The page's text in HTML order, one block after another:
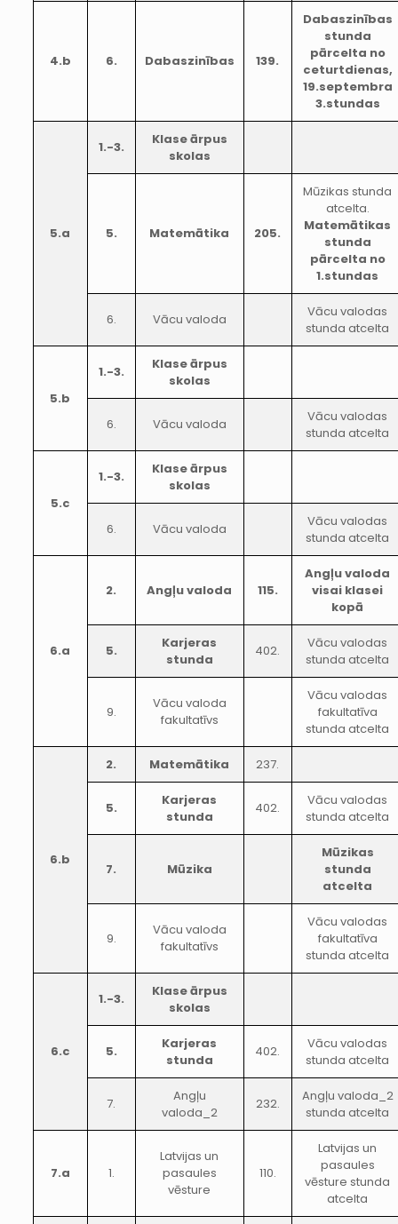
4.b 6. Dabaszinības 139.
Dabaszinības
stunda
pārcelta no
ceturtdienas,
19.septembra
3.stundas
5.a
1.-3.
Klase ārpus
skolas
5. Matemātika 205.
Mūzikas stunda
atcelta.
Matemātikas
stunda
pārcelta no
1.stundas
6. Vācu valoda
Vācu valodas
stunda atcelta
5.b
1.-3.
Klase ārpus
skolas
6. Vācu valoda
Vācu valodas
stunda atcelta
5.c
1.-3.
Klase ārpus
skolas
6. Vācu valoda
Vācu valodas
stunda atcelta
6.a
2. Angļu valoda 115.
Angļu valoda
visai klasei
kopā
5.
Karjeras
stunda
402.
Vācu valodas
stunda atcelta
9.
Vācu valoda
fakultatīvs
Vācu valodas
fakultatīva
stunda atcelta
6.b
2. Matemātika 237.
5.
Karjeras
stunda
402.
Vācu valodas
stunda atcelta
7. Mūzika
Mūzikas
stunda
atcelta
9.
Vācu valoda
fakultatīvs
Vācu valodas
fakultatīva
stunda atcelta
6.c
1.-3.
Klase ārpus
skolas
5.
Karjeras
stunda
402.
Vācu valodas
stunda atcelta
7.
Angļu
valoda_2
232.
Angļu valoda_2
stunda atcelta
7.a 1.
Latvijas un
pasaules
vēsture
110.
Latvijas un
pasaules
vēsture stunda
atcelta